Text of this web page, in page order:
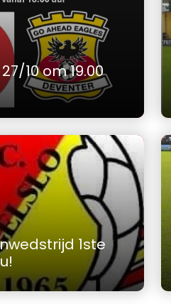
10 om 19.00
1ste